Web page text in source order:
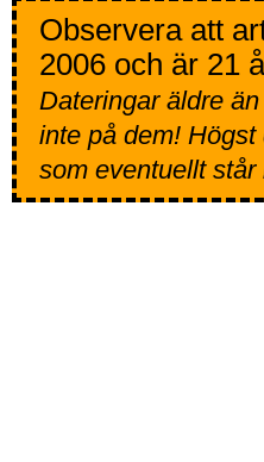
Observera att
2006 och är 21
Dateringar äldre
inte på dem!
som eventuellt